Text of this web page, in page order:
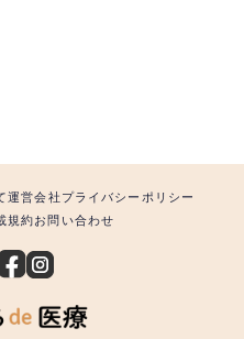
運営会社 プライバシーポリシー
規約お問い合わせ